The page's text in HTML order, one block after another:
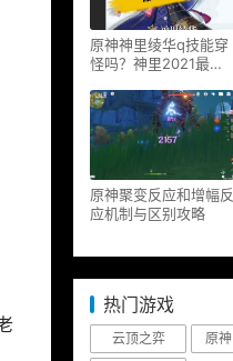
原神神里绫华q技能穿
怪吗？神里2021最新
原神聚变反应和增幅反
应机制与区别攻略
热门游戏
云顶之弈